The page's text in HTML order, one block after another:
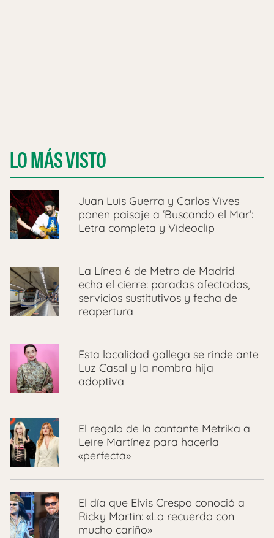
LO MÁS VISTO
Juan Luis Guerra y Carlos Vives
ponen paisaje a ‘Buscando el Mar’:
Letra completa y Videoclip
La Línea 6 de Metro de Madrid
echa el cierre: paradas afectadas,
servicios sustitutivos y fecha de
reapertura
Esta localidad gallega se rinde ante
Luz Casal y la nombra hija
adoptiva
El regalo de la cantante Metrika a
Leire Martínez para hacerla
«perfecta»
El día que Elvis Crespo conoció a
Ricky Martin: «Lo recuerdo con
mucho cariño»